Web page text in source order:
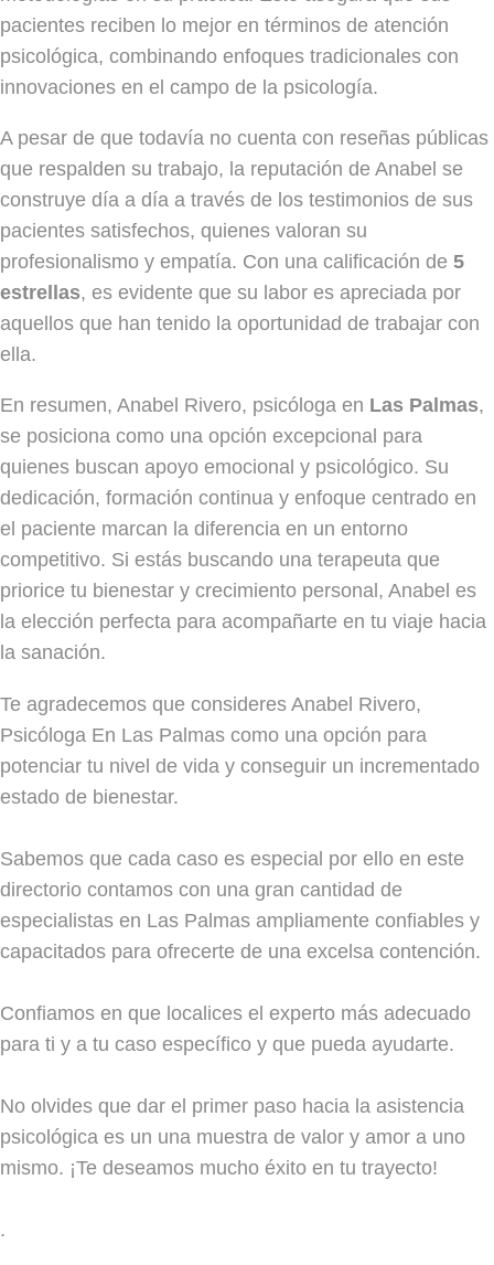
pacientes reciben lo mejor en términos de atención
psicológica, combinando enfoques tradicionales con
innovaciones en el campo de la psicología.
A pesar de que todavía no cuenta con reseñas públicas
que respalden su trabajo, la reputación de Anabel se
construye día a día a través de los testimonios de sus
pacientes satisfechos, quienes valoran su
profesionalismo y empatía. Con una calificación de 5
estrellas, es evidente que su labor es apreciada por
aquellos que han tenido la oportunidad de trabajar con
ella.
En resumen, Anabel Rivero, psicóloga en Las Palmas,
se posiciona como una opción excepcional para
quienes buscan apoyo emocional y psicológico. Su
dedicación, formación continua y enfoque centrado en
el paciente marcan la diferencia en un entorno
competitivo. Si estás buscando una terapeuta que
priorice tu bienestar y crecimiento personal, Anabel es
la elección perfecta para acompañarte en tu viaje hacia
la sanación.
Te agradecemos que consideres Anabel Rivero,
Psicóloga En Las Palmas como una opción para
potenciar tu nivel de vida y conseguir un incrementado
estado de bienestar.
Sabemos que cada caso es especial por ello en este
directorio contamos con una gran cantidad de
especialistas en Las Palmas ampliamente confiables y
capacitados para ofrecerte de una excelsa contención.
Confiamos en que localices el experto más adecuado
para ti y a tu caso específico y que pueda ayudarte.
No olvides que dar el primer paso hacia la asistencia
psicológica es un una muestra de valor y amor a uno
mismo. ¡Te deseamos mucho éxito en tu trayecto!
.